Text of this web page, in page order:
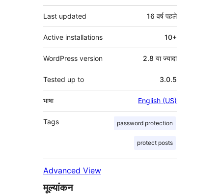
Last updated 16 वर्ष पहले
Active installations 10+
WordPress version 2.8 या ज्यादा
Tested up to 3.0.5
भाषा English (US)
Tags password protection
protect posts
Advanced View
मूल्यांकन